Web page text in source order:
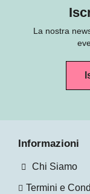
La nostra
Informazioni
Chi Siamo
Termini e